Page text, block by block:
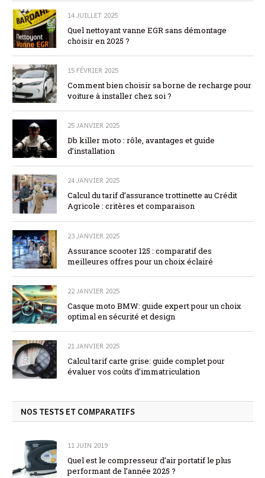
14 JUILLET 2025
Quel nettoyant vanne EGR sans démontage
choisir en 2025 ?
15 FÉVRIER 2025
Comment bien choisir sa borne de recharge pour
voiture à installer chez soi ?
25 JANVIER 2025
Db killer moto : rôle, avantages et guide
d’installation
24 JANVIER 2025
Calcul du tarif d’assurance trottinette au Crédit
Agricole : critères et comparaison
23 JANVIER 2025
Assurance scooter 125 : comparatif des
meilleures offres pour un choix éclairé
22 JANVIER 2025
Casque moto BMW: guide expert pour un choix
optimal en sécurité et design
21 JANVIER 2025
Calcul tarif carte grise: guide complet pour
évaluer vos coûts d’immatriculation
NOS TESTS ET COMPARATIFS
11 JUIN 2019
Quel est le compresseur d’air portatif le plus
performant de l’année 2025 ?